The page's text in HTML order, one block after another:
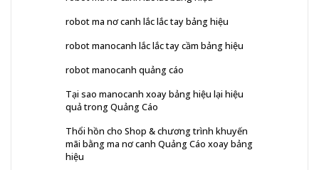
robot ma nơ canh lắc lắc tay bảng hiệu
robot manocanh lắc lắc tay cầm bảng hiệu
robot manocanh quảng cáo
Tại sao manocanh xoay bảng hiệu lại hiệu
quả trong Quảng Cáo
Thổi hồn cho Shop & chương trình khuyến
mãi bằng ma nơ canh Quảng Cáo xoay bảng
hiệu